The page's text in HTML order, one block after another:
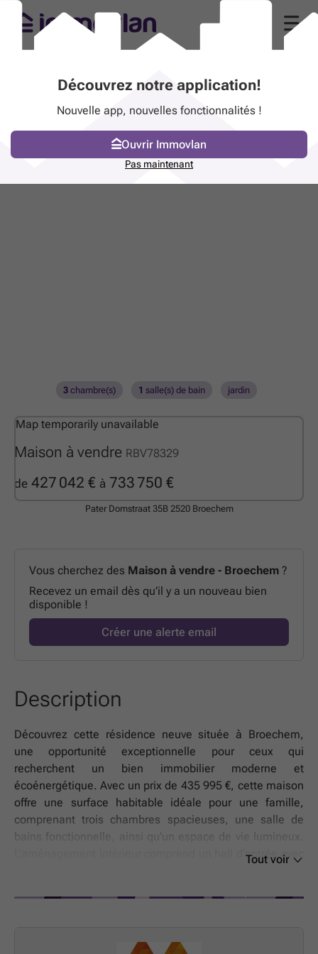
Maison à vendre RBV78329
de 427 042 € à 733 750 €
3chambre(s) 1 salle(s) de bain jardin
Map temporarily unavailable
Pater Domstraat 35B 2520 Broechem
Vous cherchez des Maison à vendre - Broechem ?
Recevez un email dès qu’il y a un nouveau bien
disponible !
Créer une alerte email
Description
Découvrez cette résidence neuve située à Broechem,
une opportunité exceptionnelle pour ceux qui
recherchent un bien immobilier moderne et
écoénergétique. Avec un prix de 435 995 €, cette maison
offre une surface habitable idéale pour une famille,
comprenant trois chambres spacieuses, une salle de
bains fonctionnelle, ainsi qu’un espace de vie lumineux.
L’aménagement intérieur comprend un hall d’entrée avec
Tout voir
Découvrez notre application!
Nouvelle app, nouvelles fonctionnalités !
Ouvrir Immovlan
Pas maintenant